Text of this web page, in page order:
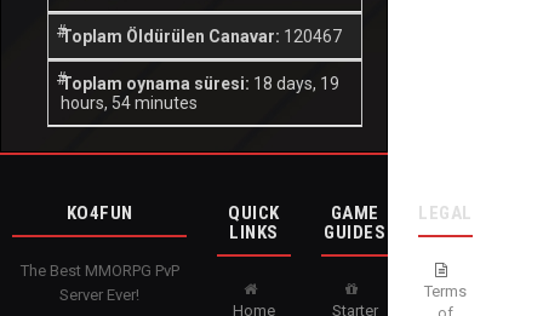
Toplam Öldürülen Canavar: 120467
Toplam oynama süresi: 18 days, 19
hours, 54 minutes
KO4FUN
The Best MMORPG PvP
Server Ever!
QUICK
LINKS
Home
GAME
GUIDES
Starter
LEGAL
Terms